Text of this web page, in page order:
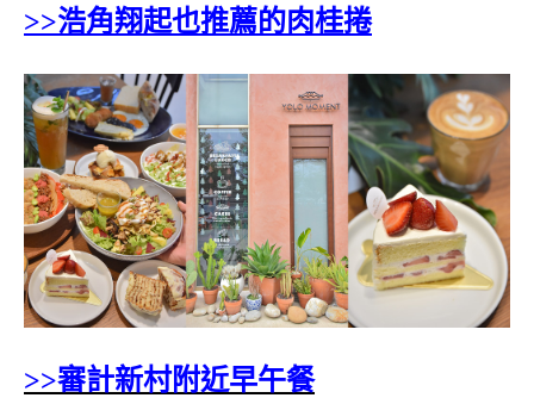
>>浩角翔起也推薦的肉桂捲
>>審計新村附近早午餐